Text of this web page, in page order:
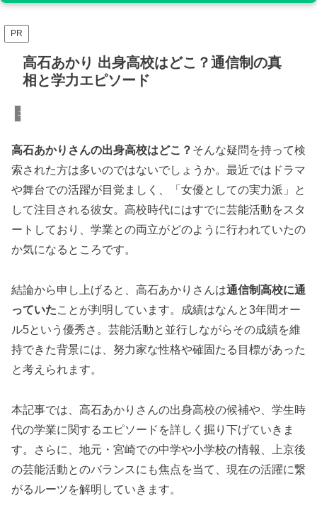
PR
高石あかり 出身高校はどこ？通信制の真
相と学力エピソード
エンタメ
高石あかりさんの出身高校はどこ？ そんな疑問を持って検
索された方は多いのではないでしょうか。最近ではドラマ
や舞台での活躍が目覚ましく、「女優としての実力派」と
して注目される彼女。高校時代にはすでに芸能活動をスタ
ートしており、学業との両立がどのように行われていたの
か気になるところです。
結論から申し上げると、高石あかりさんは通信制高校に通
っていたことが判明しています。成績はなんと3年間オー
ル5という優秀さ。芸能活動と並行しながらその成績を維
持できた背景には、努力家な性格や確固たる目標があった
と考えられます。
本記事では、高石あかりさんの出身高校の候補や、学生時
代の学業に関するエピソードを詳しく掘り下げていきま
す。さらに、地元・宮崎での中学や小学校の情報、上京後
の芸能活動とのバランスにも焦点を当て、現在の活躍に繋
がるルーツを解明していきます。